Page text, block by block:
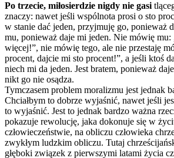
Po trzecie, miłosierdzie nigdy nie gasi
znaczy: nawet jeśli wspólnota prosi o sto
w stanie dać jeden, przyjmuję go, ponieważ
mu, ponieważ daje mi jeden. Nie mówię mu:
więcej!”, nie mówię tego, ale nie przestaję
procent, dajcie mi sto procent!”, a jeśli ktoś
niech mi da jeden. Jest bratem, ponieważ
nikt go nie osądza.
Tymczasem problem moralizmu jest jednak
Chciałbym to dobrze wyjaśnić, nawet jeśli
to wyjaśnić. Jest to jednak bardzo ważna
pokazuje rewolucję, jaka dokonuje się w
człowieczeństwie, na obliczu człowieka
zwykłym ludzkim obliczu. Tutaj
głęboki związek z pierwszymi latami życia